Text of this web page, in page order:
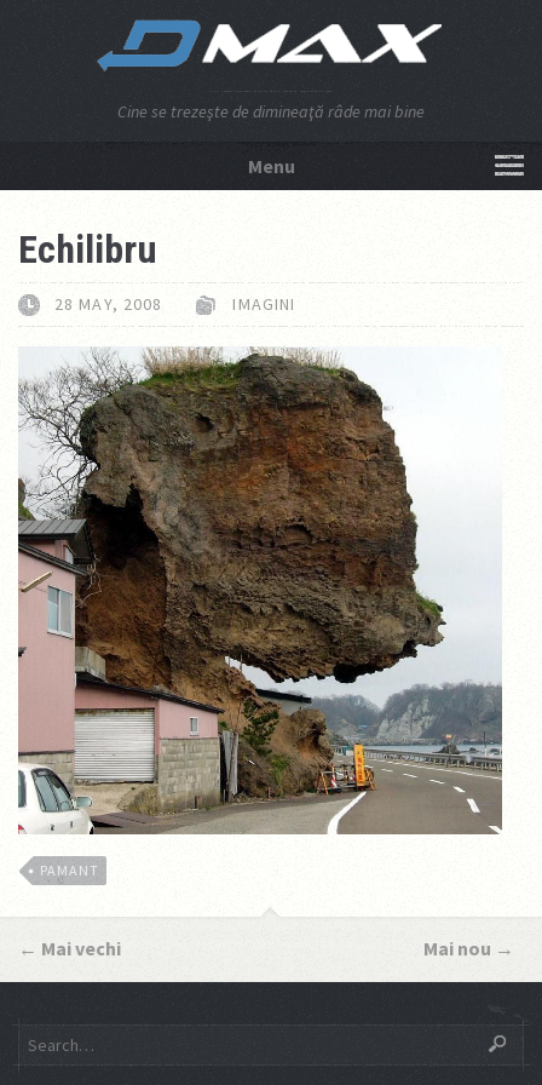
Cine se trezeşte de dimineaţă râde mai bine
Menu
Echilibru
28 MAY, 2008 IMAGINI
PAMANT
← Mai vechi Mai nou →